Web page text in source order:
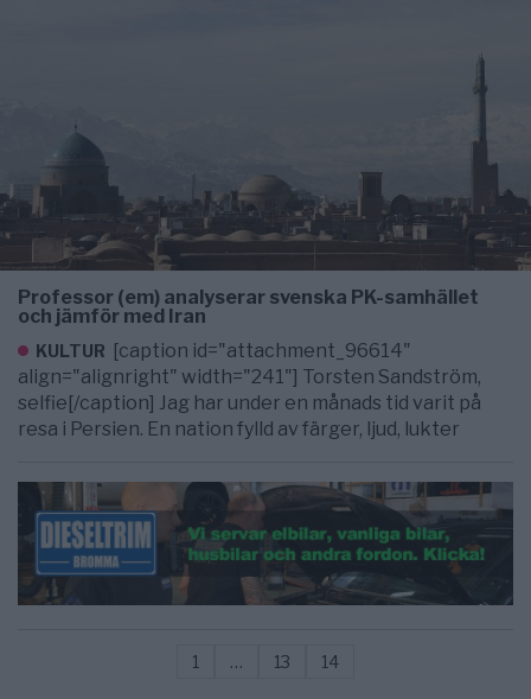
Professor (em) analyserar svenska PK-samhället
och jämför med Iran
KULTUR [caption id="attachment_96614"
align="alignright" width="241"] Torsten Sandström,
selfie[/caption] Jag har under en månads tid varit på
resa i Persien. En nation fylld av färger, ljud, lukter
1 … 13 14